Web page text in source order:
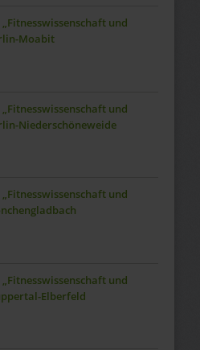
und
Moabit
und
Niederschöneweide
und
und
Elberfeld